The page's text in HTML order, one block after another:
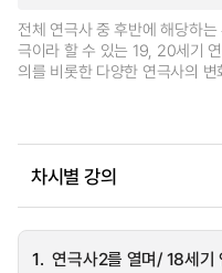
전체 연극사 중 후반에 해당하
극이라 할 수 있는 19, 20세기
의를 비롯한 다양한 연극사의
차시별 강의
1. 연극사2를 열며/ 18세기